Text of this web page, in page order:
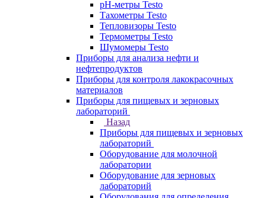
pH-метры Testo
Тахометры Testo
Тепловизоры Testo
Термометры Testo
Шумомеры Testo
Приборы для анализа нефти и
нефтепродуктов
Приборы для контроля лакокрасочных
материалов
Приборы для пищевых и зерновых
лабораторий
Назад
Приборы для пищевых и зерновых
лабораторий
Оборудование для молочной
лаборатории
Оборудование для зерновых
лабораторий